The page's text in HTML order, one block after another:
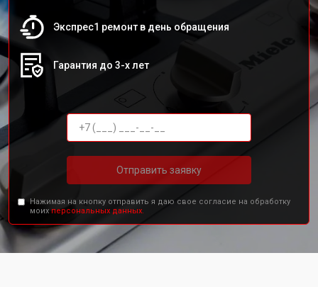
Экспрес1 ремонт в день обращения
Гарантия до 3-х лет
Отправить заявку
Нажимая на кнопку отправить я даю свое согласие на обработку
моихперсональных данных.